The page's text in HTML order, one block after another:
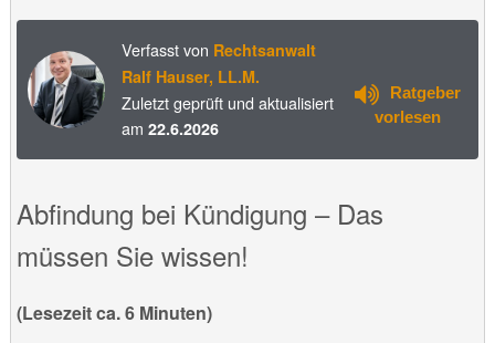
Verfasst von Rechtsanwalt
Ralf Hauser, LL.M.
Zuletzt geprüft und aktualisiert
am 22.6.2026
Ratgeber
vorlesen
Abfindung bei Kündigung – Das
müssen Sie wissen!
(Lesezeit ca. 6 Minuten)